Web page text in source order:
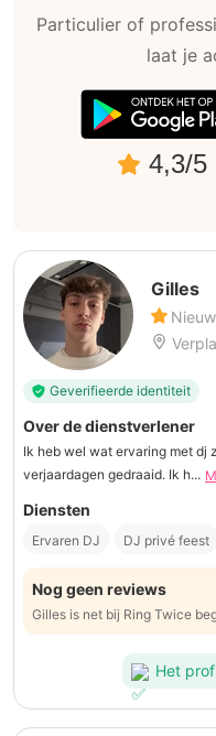
Particulier of
laat je
4,3/5
Gilles
Nieuw
Geverifieerde identiteit
Over de dienstverlener
Ik heb wel wat ervaring met dj
verjaardagen gedraaid. Ik h...
Diensten
Ervaren DJ DJ privé feest
Nog geen reviews
Gilles is net bij Ring Twice
Het